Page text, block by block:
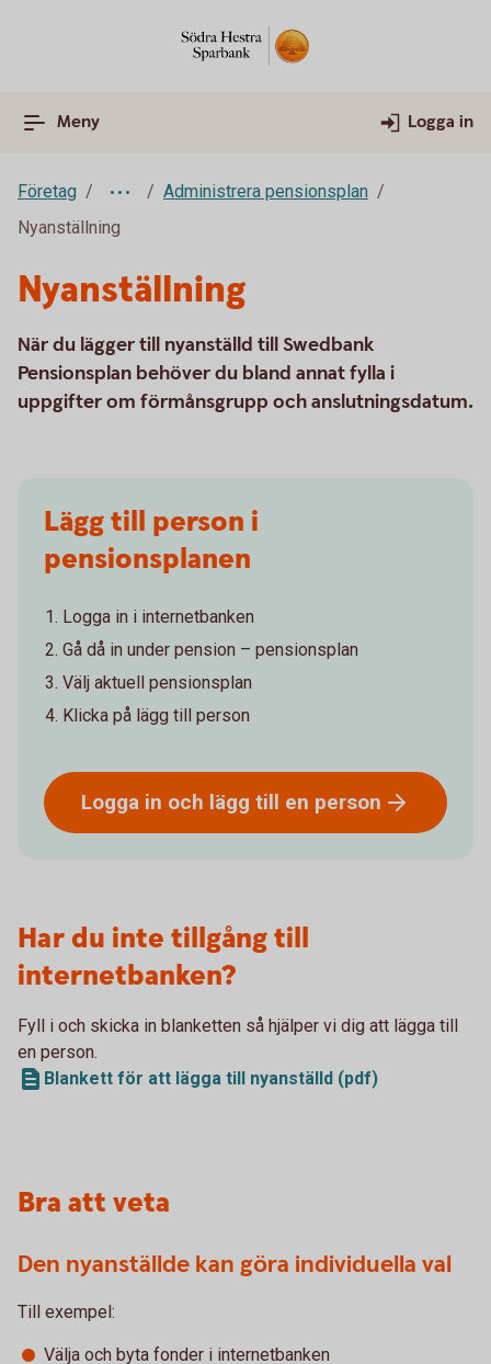
Meny Logga in
Företag
Administrera pensionsplan
Nyanställning
Nyanställning
När du lägger till nyanställd till Swedbank
Pensionsplan behöver du bland annat fylla i
uppgifter om förmånsgrupp och anslutningsdatum.
Lägg till person i
pensionsplanen
Logga in i internetbanken
Gå då in under pension – pensionsplan
Välj aktuell pensionsplan
Klicka på lägg till person
Logga in och lägg till en person
Har du inte tillgång till
internetbanken?
Fyll i och skicka in blanketten så hjälper vi dig att lägga till
en person.
Blankett för att lägga till nyanställd (pdf)
Bra att veta
Den nyanställde kan göra individuella val
Till exempel:
Välja och byta fonder i internetbanken